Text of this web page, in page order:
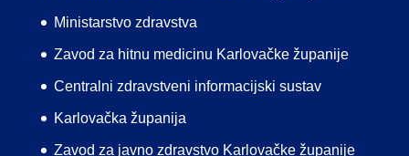
Ministarstvo zdravstva
Zavod za hitnu medicinu Karlovačke županije
Centralni zdravstveni informacijski sustav
Karlovačka županija
Zavod za javno zdravstvo Karlovačke županije